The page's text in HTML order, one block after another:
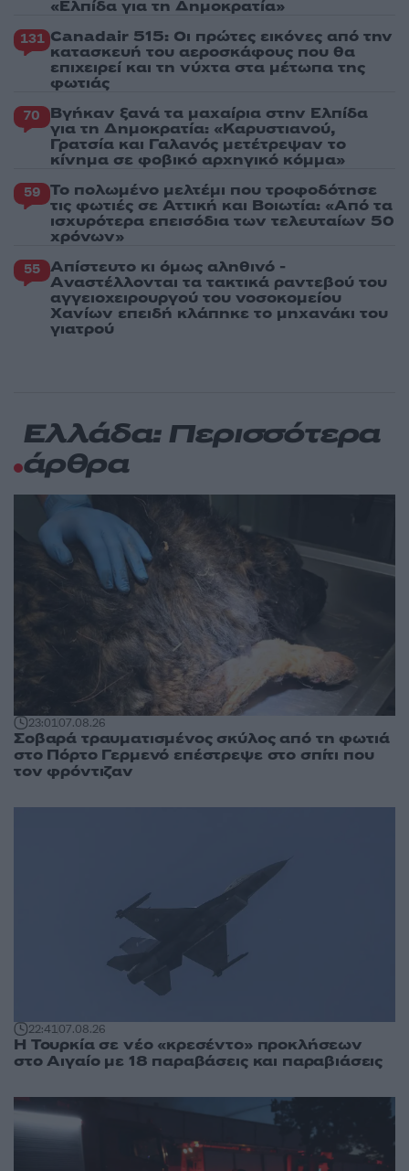
«Ελπίδα για τη Δημοκρατία»
131 Canadair 515: Οι πρώτες εικόνες από την
κατασκευή του αεροσκάφους που θα
επιχειρεί και τη νύχτα στα μέτωπα της
φωτιάς
70 Βγήκαν ξανά τα μαχαίρια στην Ελπίδα
για τη Δημοκρατία: «Καρυστιανού,
Γρατσία και Γαλανός μετέτρεψαν το
κίνημα σε φοβικό αρχηγικό κόμμα»
59 Το πολωμένο μελτέμι που τροφοδότησε
τις φωτιές σε Αττική και Βοιωτία: «Από τα
ισχυρότερα επεισόδια των τελευταίων 50
χρόνων»
55 Απίστευτο κι όμως αληθινό -
Aναστέλλονται τα τακτικά ραντεβού του
αγγειοχειρουργού του νοσοκομείου
Χανίων επειδή κλάπηκε το μηχανάκι του
γιατρού
Ελλάδα: Περισσότερα
άρθρα
23:0107.08.26
Σοβαρά τραυματισμένος σκύλος από τη φωτιά
στο Πόρτο Γερμενό επέστρεψε στο σπίτι που
τον φρόντιζαν
22:4107.08.26
Η Τουρκία σε νέο «κρεσέντο» προκλήσεων
στο Αιγαίο με 18 παραβάσεις και παραβιάσεις